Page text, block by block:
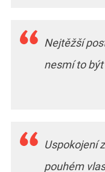
Nejtěžší
nesmí to
Uspokojení
pouhém